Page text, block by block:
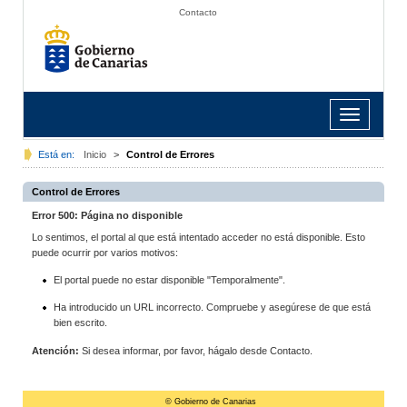
Contacto
Toggle
navigation
Está en: Inicio > Control de Errores
Control de Errores
Error 500: Página no disponible
Lo sentimos, el portal al que está intentado acceder no está disponible. Esto
puede ocurrir por varios motivos:
El portal puede no estar disponible "Temporalmente".
Ha introducido un URL incorrecto. Compruebe y asegúrese de que está
bien escrito.
Atención: Si desea informar, por favor, hágalo desde Contacto.
© Gobierno de Canarias